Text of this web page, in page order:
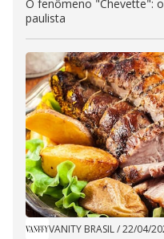
​O fenômeno "Chevette":
paulista
VANITY BRASIL/22/04/